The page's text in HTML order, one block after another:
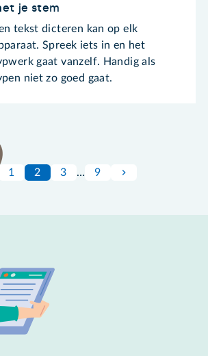
je stem
tekst dicteren kan op elk
Spreek iets in en het
gaat vanzelf. Handig als
niet zo goed gaat.
1 2 3 … 9